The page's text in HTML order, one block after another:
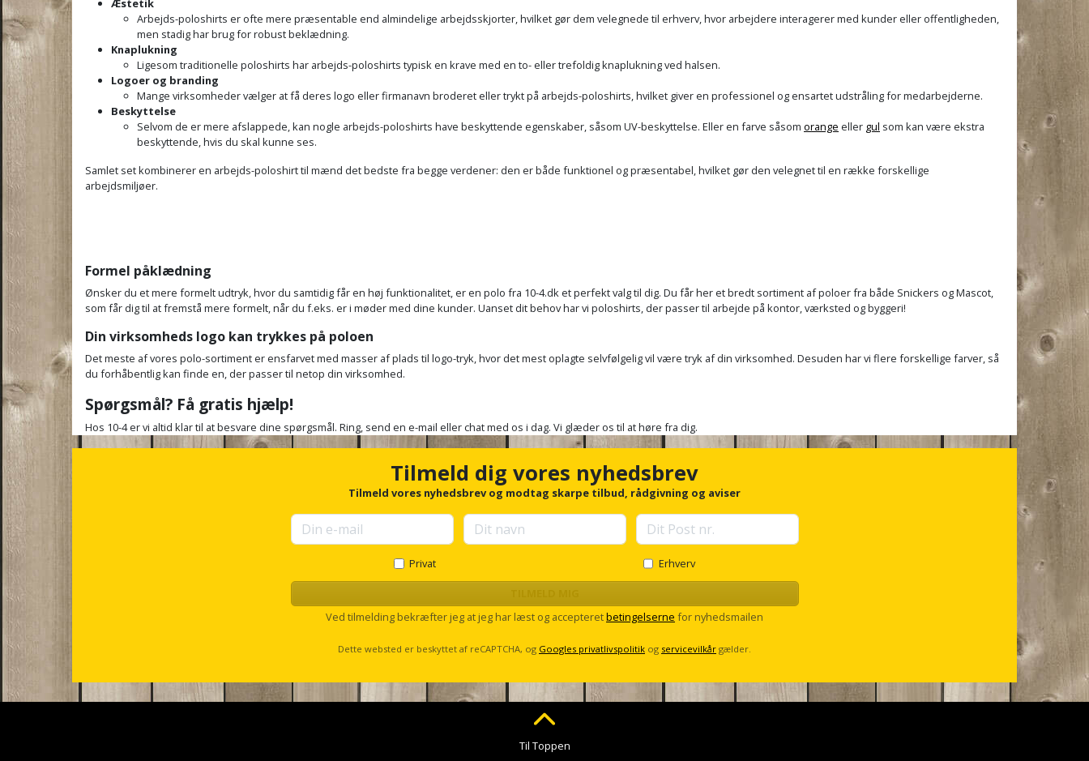
Æstetik
Arbejds-poloshirts er ofte mere præsentable end almindelige arbejdsskjorter, hvilket gør dem velegnede til erhverv, hvor arbejdere interagerer med kunder eller offentligheden,
men stadig har brug for robust beklædning.
Knaplukning
Ligesom traditionelle poloshirts har arbejds-poloshirts typisk en krave med en to- eller trefoldig knaplukning ved halsen.
Logoer og branding
Mange virksomheder vælger at få deres logo eller firmanavn broderet eller trykt på arbejds-poloshirts, hvilket giver en professionel og ensartet udstråling for medarbejderne.
Beskyttelse
Selvom de er mere afslappede, kan nogle arbejds-poloshirts have beskyttende egenskaber, såsom UV-beskyttelse. Eller en farve såsom orange eller gul som kan være ekstra
beskyttende, hvis du skal kunne ses.
Samlet set kombinerer en arbejds-poloshirt til mænd det bedste fra begge verdener: den er både funktionel og præsentabel, hvilket gør den velegnet til en række forskellige
arbejdsmiljøer.
Formel påklædning
Ønsker du et mere formelt udtryk, hvor du samtidig får en høj funktionalitet, er en polo fra 10-4.dk et perfekt valg til dig. Du får her et bredt sortiment af poloer fra både Snickers og Mascot,
som får dig til at fremstå mere formelt, når du f.eks. er i møder med dine kunder. Uanset dit behov har vi poloshirts, der passer til arbejde på kontor, værksted og byggeri!
Din virksomheds logo kan trykkes på poloen
Det meste af vores polo-sortiment er ensfarvet med masser af plads til logo-tryk, hvor det mest oplagte selvfølgelig vil være tryk af din virksomhed. Desuden har vi flere forskellige farver, så
du forhåbentlig kan finde en, der passer til netop din virksomhed.
Spørgsmål? Få gratis hjælp!
Hos 10-4 er vi altid klar til at besvare dine spørgsmål. Ring, send en e-mail eller chat med os i dag. Vi glæder os til at høre fra dig.
Tilmeld dig vores nyhedsbrev
Tilmeld vores nyhedsbrev og modtag skarpe tilbud, rådgivning og aviser
Privat Erhverv
Ved tilmelding bekræfter jeg at jeg har læst og accepteretbetingelserne for nyhedsmailen
Dette websted er beskyttet af reCAPTCHA, og Googles privatlivspolitik og servicevilkår gælder.
Til Toppen